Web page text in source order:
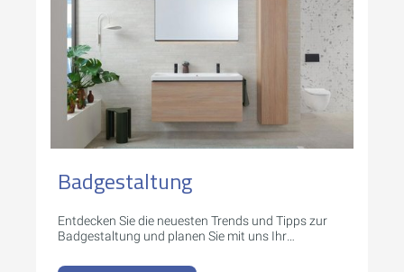
Badgestaltung
Entdecken Sie die neuesten Trends und Tipps zur
Badgestaltung und planen Sie mit uns Ihr